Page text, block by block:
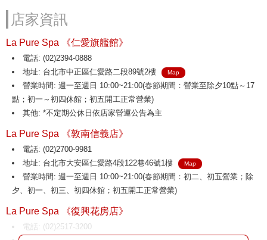
店家資訊
La Pure Spa 《仁愛旗艦館》
電話: (02)2394-0888
地址: 台北市中正區仁愛路二段89號2樓
Map
營業時間: 週一至週日 10:00~21:00(春節期間：營業至除夕10點～17
點；初一～初四休館；初五開工正常營業)
其他: *不定期公休日依店家營運公告為主
La Pure Spa 《敦南信義店》
電話: (02)2700-9981
地址: 台北市大安區仁愛路4段122巷46號1樓
Map
營業時間: 週一至週日 10:00~21:00(春節期間：初二、初五營業；除
夕、初一、初三、初四休館；初五開工正常營業)
La Pure Spa 《復興花房店》
電話: (02)2517-3200